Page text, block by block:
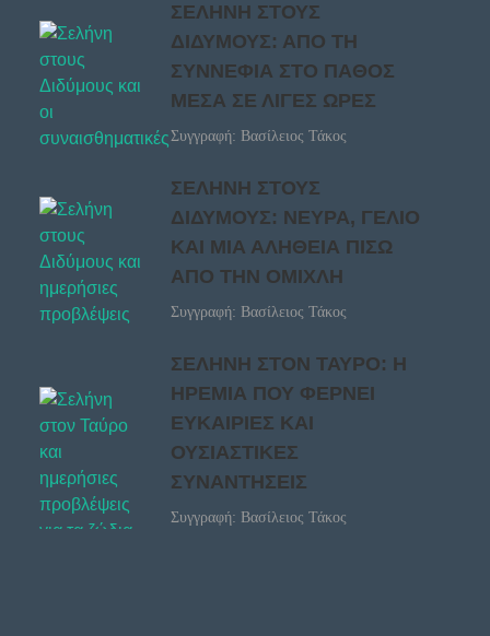
ΣΕΛΗΝΗ ΣΤΟΥΣ
ΔΙΔΥΜΟΥΣ: ΑΠΟ ΤΗ
ΣΥΝΝΕΦΙΑ ΣΤΟ ΠΑΘΟΣ
ΜΕΣΑ ΣΕ ΛΙΓΕΣ ΩΡΕΣ
Συγγραφή: Βασίλειος Τάκος
ΣΕΛΗΝΗ ΣΤΟΥΣ
ΔΙΔΥΜΟΥΣ: ΝΕΥΡΑ, ΓΕΛΙΟ
ΚΑΙ ΜΙΑ ΑΛΗΘΕΙΑ ΠΙΣΩ
ΑΠΟ ΤΗΝ ΟΜΙΧΛΗ
Συγγραφή: Βασίλειος Τάκος
ΣΕΛΗΝΗ ΣΤΟΝ ΤΑΥΡΟ: Η
ΗΡΕΜΙΑ ΠΟΥ ΦΕΡΝΕΙ
ΕΥΚΑΙΡΙΕΣ ΚΑΙ
ΟΥΣΙΑΣΤΙΚΕΣ
ΣΥΝΑΝΤΗΣΕΙΣ
Συγγραφή: Βασίλειος Τάκος